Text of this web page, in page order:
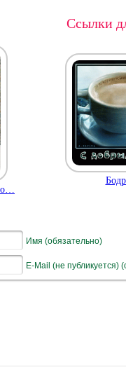
Ссылки
Имя (обязательно)
E-Mail (не публикуется)